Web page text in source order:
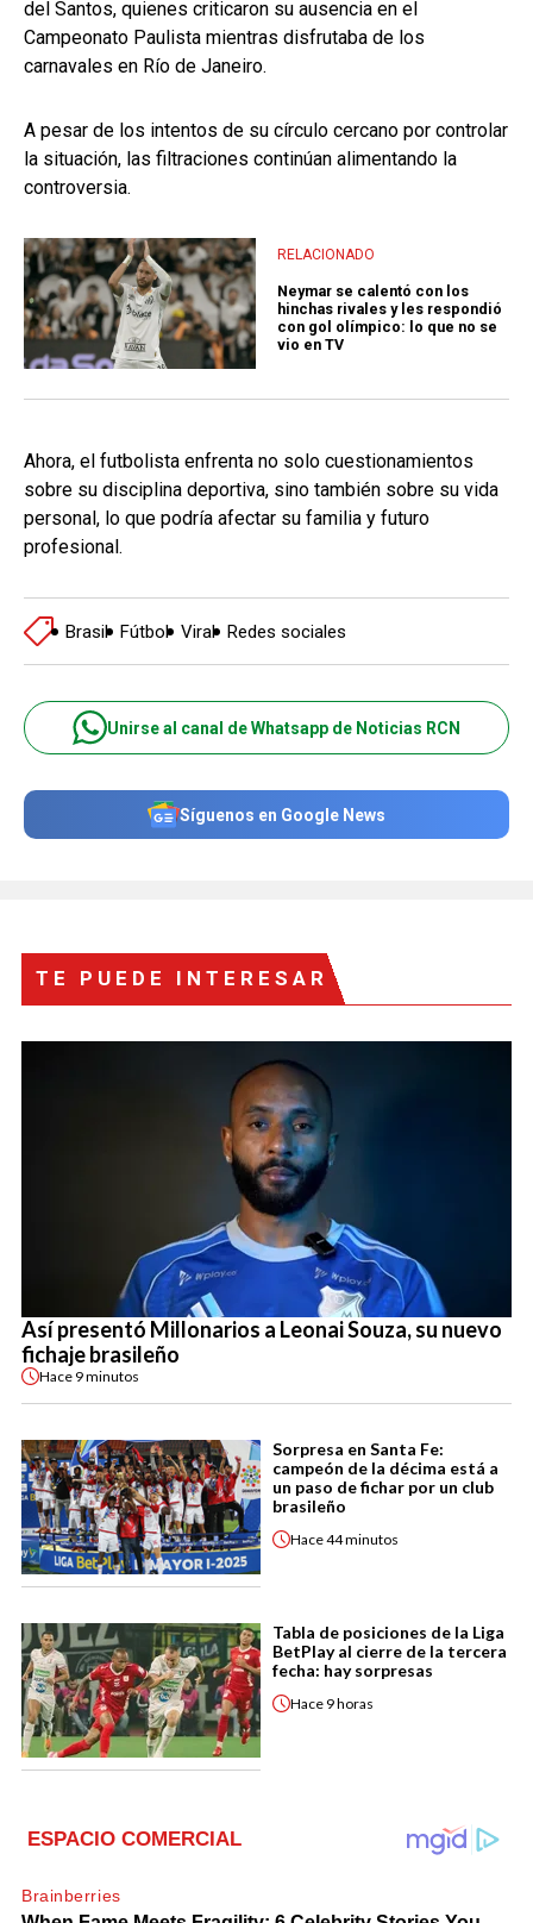
del Santos, quienes criticaron su ausencia en el
Campeonato Paulista mientras disfrutaba de los
carnavales en Río de Janeiro.
A pesar de los intentos de su círculo cercano por controlar
la situación, las filtraciones continúan alimentando la
controversia.
RELACIONADO
Neymar se calentó con los
hinchas rivales y les respondió
con gol olímpico: lo que no se
vio en TV
Ahora, el futbolista enfrenta no solo cuestionamientos
sobre su disciplina deportiva, sino también sobre su vida
personal, lo que podría afectar su familia y futuro
profesional.
Brasil Fútbol Viral Redes sociales
Unirse al canal de Whatsapp de Noticias RCN
Síguenos en Google News
TE PUEDE INTERESAR
Así presentó Millonarios a Leonai Souza, su nuevo
fichaje brasileño
Hace 9 minutos
Sorpresa en Santa Fe:
campeón de la décima está a
un paso de fichar por un club
brasileño
Hace44 minutos
Tabla de posiciones de la Liga
BetPlay al cierre de la tercera
fecha: hay sorpresas
Hace 9 horas